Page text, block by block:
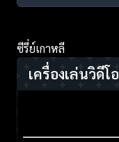
ซีรี่ย์เกาหลี
เครื่องเล่นวิดีโอ